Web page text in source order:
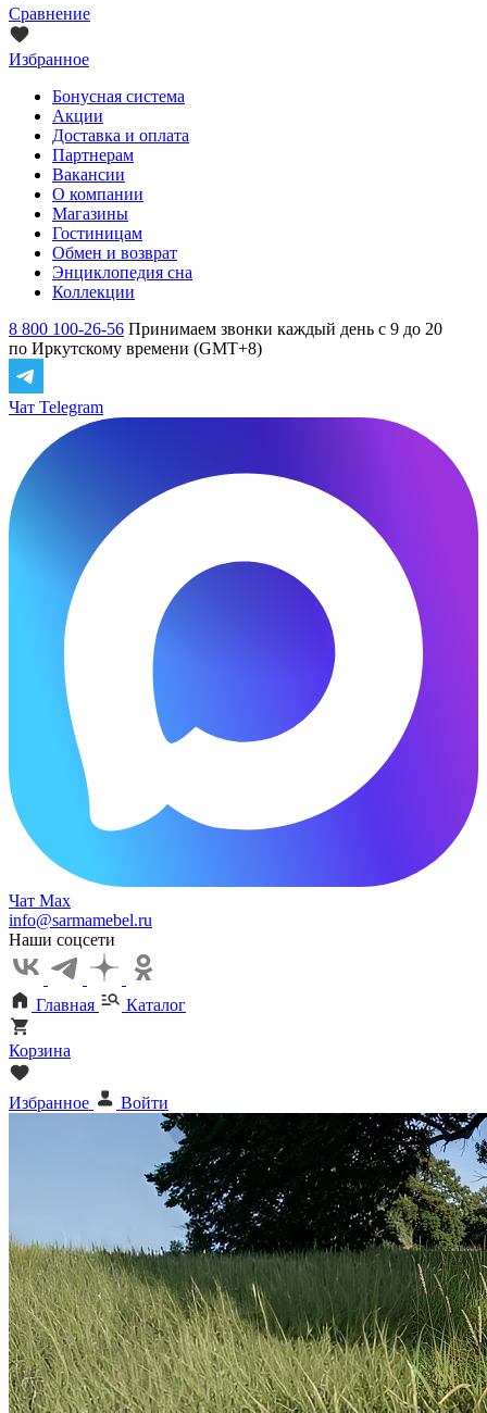
Сравнение
Избранное
Бонусная система
Акции
Доставка и оплата
Партнерам
Вакансии
О компании
Магазины
Гостиницам
Обмен и возврат
Энциклопедия сна
Коллекции
8 800 100-26-56 Принимаем звонки каждый день с 9 до 20
по Иркутскому времени (GMT+8)
Чат Telegram
Чат Max
info@sarmamebel.ru
Наши соцсети
Главная Каталог
Корзина
Избранное Войти